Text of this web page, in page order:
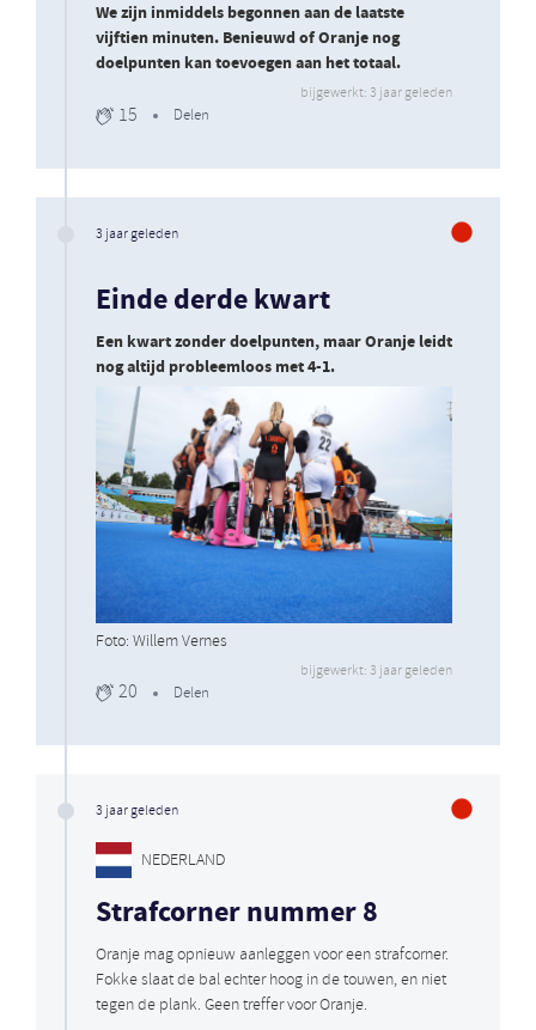
We zijn inmiddels begonnen aan de laatste
vijftien minuten. Benieuwd of Oranje nog
doelpunten kan toevoegen aan het totaal.
bijgewerkt: 3 jaar geleden
15 Delen
3 jaar geleden
Einde derde kwart
Een kwart zonder doelpunten, maar Oranje leidt
nog altijd probleemloos met 4-1.
Foto: Willem Vernes
bijgewerkt: 3 jaar geleden
20 Delen
3 jaar geleden
NEDERLAND
Strafcorner nummer 8
Oranje mag opnieuw aanleggen voor een strafcorner.
Fokke slaat de bal echter hoog in de touwen, en niet
tegen de plank. Geen treffer voor Oranje.